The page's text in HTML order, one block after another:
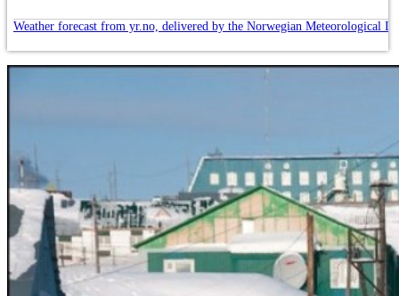
Weather forecast from yr.no, delivered by the Norwegian Meteorological